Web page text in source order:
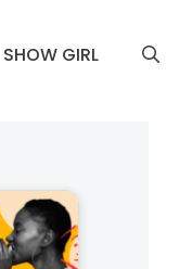
SHOW GIRL